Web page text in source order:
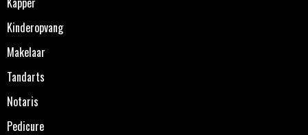
Kinderopvang
Makelaar
Tandarts
Notaris
Pedicure